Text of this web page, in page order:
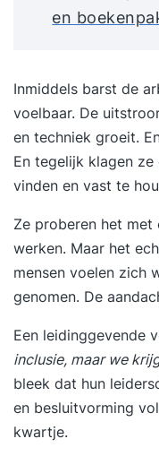
en
Inmiddels barst de
voelbaar. De
en techniek groeit.
En tegelijk klagen
vinden en vast te
Ze proberen het met
werken. Maar het
mensen voelen zich
genomen. De
Een leidinggevende
inclusie, maar we
bleek dat hun
en besluitvorming
kwartje.